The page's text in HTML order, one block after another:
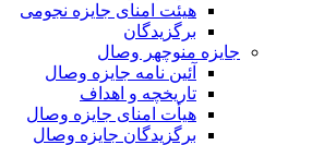
هیئت امنای جایزه نجومی
برگزیدگان
جایزه منوچهر وصال
آئین نامه جایزه وصال
تاریخچه و اهداف
هیأت امنای جایزه وصال
برگزیدگان جایزه وصال